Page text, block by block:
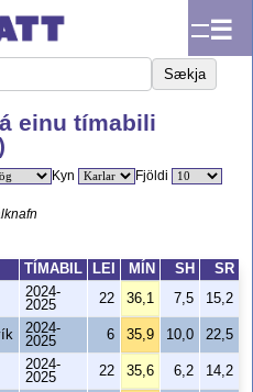
☰
Sækja
einu tímabili
Kyn Fjöldi
TÍMABIL LEI MÍN SH
SR
2024-
2025
22 36,1 7,5 15,2
2024-
2025
6 35,9 10,0 22,5
2024-
2025
22 35,6 6,2 14,2